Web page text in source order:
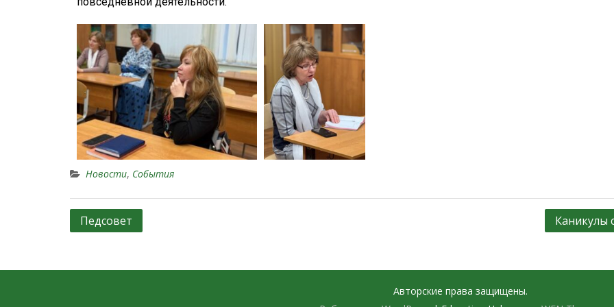
Новости, События
Педсовет Каникулы
Авторские права защищены.